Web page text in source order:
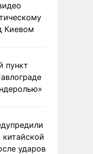
Киевом
пункт
ударов